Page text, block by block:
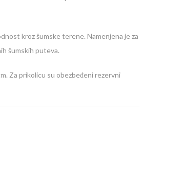
kroz šumske terene. Namenjena je za
šumskih puteva.
Za prikolicu su obezbeđeni rezervni